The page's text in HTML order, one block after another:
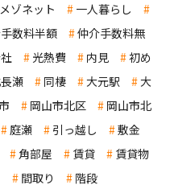
メゾネット
一人暮らし
数料半額
仲介手数料無
光熱費 内見
初め
瀬 同棲 大元駅
大
岡山市北区
岡山市北
庭瀬 引っ越し
敷金
角部屋 賃貸
賃貸物
間取り
階段